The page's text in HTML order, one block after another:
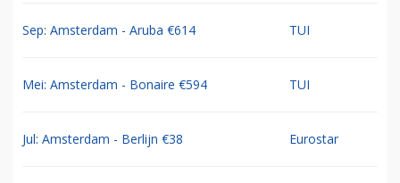
Sep: Amsterdam - Aruba €614 TUI
Mei: Amsterdam - Bonaire €594 TUI
Jul: Amsterdam - Berlijn €38 Eurostar